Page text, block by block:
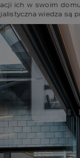
ich w swoim
wiedza są